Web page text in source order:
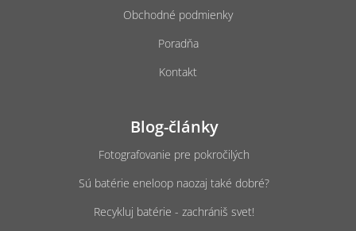
Obchodné podmienky
Poradňa
Kontakt
Blog-články
Fotografovanie pre pokročilých
Sú batérie eneloop naozaj také dobré?
Recykluj batérie - zachrániš svet!